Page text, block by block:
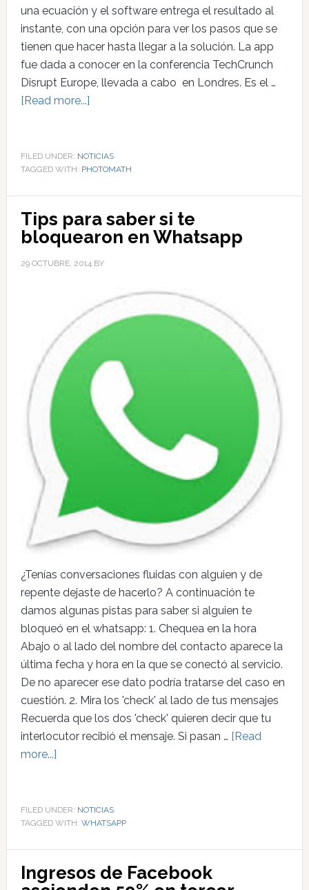
una ecuación y el software entrega el resultado al
instante, con una opción para ver los pasos que se
tienen que hacer hasta llegar a la solución. La app
fue dada a conocer en la conferencia TechCrunch
Disrupt Europe, llevada a cabo en Londres. Es el …
[Read more...]
FILED UNDER: NOTICIAS
TAGGED WITH: PHOTOMATH
Tips para saber si te
bloquearon en Whatsapp
29 OCTUBRE, 2014 BY
¿Tenías conversaciones fluidas con alguien y de
repente dejaste de hacerlo? A continuación te
damos algunas pistas para saber si alguien te
bloqueó en el whatsapp: 1. Chequea en la hora
Abajo o al lado del nombre del contacto aparece la
última fecha y hora en la que se conectó al servicio.
De no aparecer ese dato podría tratarse del caso en
cuestión. 2. Mira los 'check' al lado de tus mensajes
Recuerda que los dos 'check' quieren decir que tu
interlocutor recibió el mensaje. Si pasan … [Read
more...]
FILED UNDER: NOTICIAS
TAGGED WITH: WHATSAPP
Ingresos de Facebook